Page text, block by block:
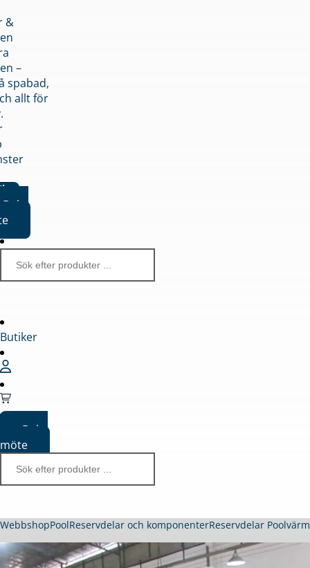
&
–
spabad,
allt för
Boka
Butiker
Boka
möte
WebbshopPoolReservdelar och komponenterReservdelar